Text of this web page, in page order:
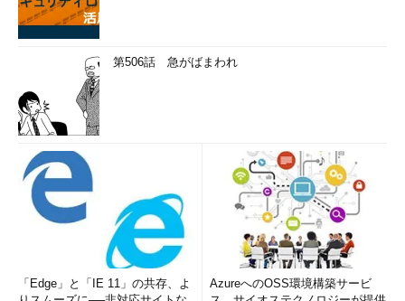
第506話 急がばまわれ
「Edge」と「IE 11」の共存、よ
AzureへのOSS環境構築サービ